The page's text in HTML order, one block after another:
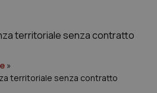
»
territoriale senza contratto